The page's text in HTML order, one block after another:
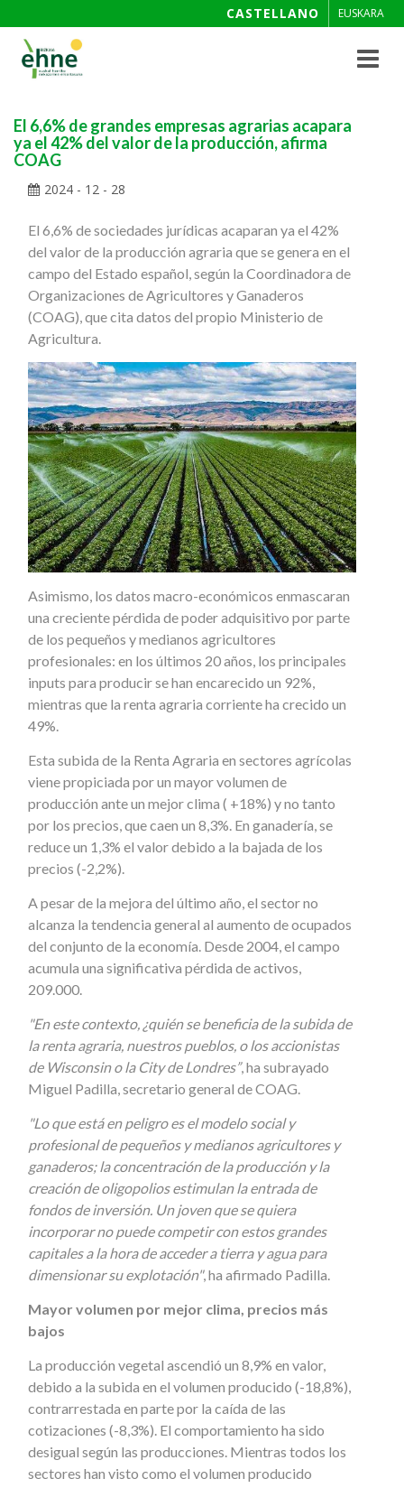
CASTELLANO EUSKARA
Toggle
El 6,6% de grandes empresas agrarias acapara
ya el 42% del valor de la producción, afirma
COAG
2024 - 12 - 28
El 6,6% de sociedades jurídicas acaparan ya el 42%
del valor de la producción agraria que se genera en el
campo del Estado español, según la Coordinadora de
Organizaciones de Agricultores y Ganaderos
(COAG), que cita datos del propio Ministerio de
Agricultura.
Asimismo, los datos macro-económicos enmascaran
una creciente pérdida de poder adquisitivo por parte
de los pequeños y medianos agricultores
profesionales: en los últimos 20 años, los principales
inputs para producir se han encarecido un 92%,
mientras que la renta agraria corriente ha crecido un
49%.
Esta subida de la Renta Agraria en sectores agrícolas
viene propiciada por un mayor volumen de
producción ante un mejor clima ( +18%) y no tanto
por los precios, que caen un 8,3%. En ganadería, se
reduce un 1,3% el valor debido a la bajada de los
precios (-2,2%).
A pesar de la mejora del último año, el sector no
alcanza la tendencia general al aumento de ocupados
del conjunto de la economía. Desde 2004, el campo
acumula una significativa pérdida de activos,
209.000.
"En este contexto, ¿quién se beneficia de la subida de
la renta agraria, nuestros pueblos, o los accionistas
de Wisconsin o la City de Londres”, ha subrayado
Miguel Padilla, secretario general de COAG.
"Lo que está en peligro es el modelo social y
profesional de pequeños y medianos agricultores y
ganaderos; la concentración de la producción y la
creación de oligopolios estimulan la entrada de
fondos de inversión. Un joven que se quiera
incorporar no puede competir con estos grandes
capitales a la hora de acceder a tierra y agua para
dimensionar su explotación", ha afirmado Padilla.
Mayor volumen por mejor clima, precios más
bajos
La producción vegetal ascendió un 8,9% en valor,
debido a la subida en el volumen producido (-18,8%),
contrarrestada en parte por la caída de las
cotizaciones (-8,3%). El comportamiento ha sido
desigual según las producciones. Mientras todos los
sectores han visto como el volumen producido